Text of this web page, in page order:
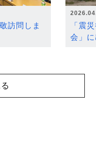
訪問しま
「震
会」